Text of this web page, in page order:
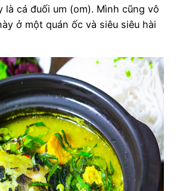
là cá đuối um (om). Mình cũng vô
ở một quán ốc và siêu siêu hài